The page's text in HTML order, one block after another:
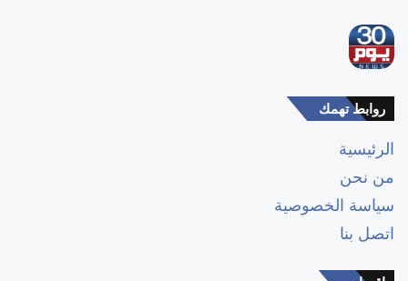
روابط تهمك
الرئيسية
من نحن
سياسة الخصوصية
اتصل بنا